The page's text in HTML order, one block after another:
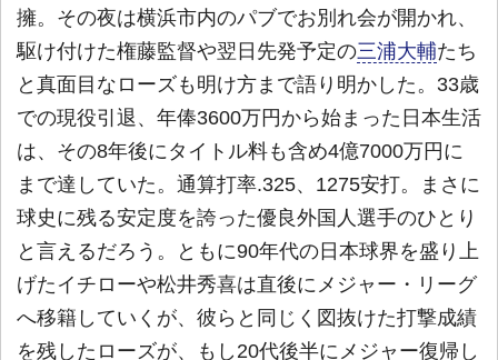
擁。その夜は横浜市内のパブでお別れ会が開かれ、
駆け付けた権藤監督や翌日先発予定の三浦大輔たち
と真面目なローズも明け方まで語り明かした。33歳
での現役引退、年俸3600万円から始まった日本生活
は、その8年後にタイトル料も含め4億7000万円に
まで達していた。通算打率.325、1275安打。まさに
球史に残る安定度を誇った優良外国人選手のひとり
と言えるだろう。ともに90年代の日本球界を盛り上
げたイチローや松井秀喜は直後にメジャー・リーグ
へ移籍していくが、彼らと同じく図抜けた打撃成績
を残したローズが、もし20代後半にメジャー復帰し